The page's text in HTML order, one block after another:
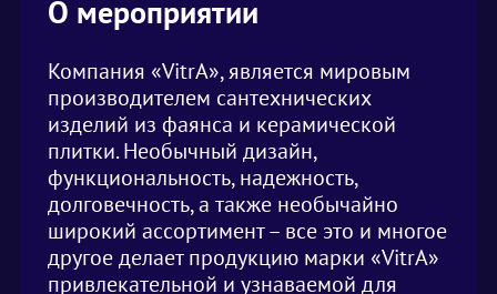
О мероприятии
Компания «VitrA», является мировым
производителем сантехнических
изделий из фаянса и керамической
плитки. Необычный дизайн,
функциональность, надежность,
долговечность, а также необычайно
широкий ассортимент – все это и многое
другое делает продукцию марки «VitrA»
привлекательной и узнаваемой для